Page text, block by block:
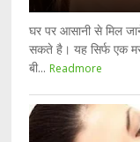
घर पर आसानी से मिल
सकते है। यह सिर्फ एक
बी... Readmore